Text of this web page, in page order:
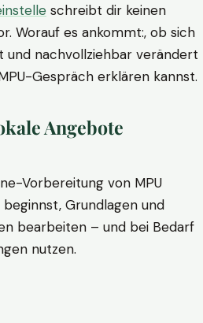
schreibt dir keinen
Worauf es ankommt:, ob sich
und nachvollziehbar verändert
Gespräch erklären kannst.
Angebote
Vorbereitung von MPU
Grundlagen und
bearbeiten – und bei Bedarf
nutzen.